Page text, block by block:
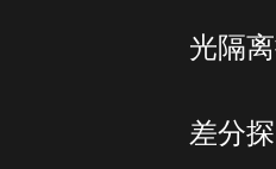
光隔
差分